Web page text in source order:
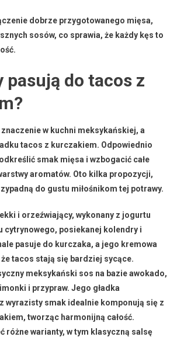
dobrze przygotowanego mięsa,
sosów, co sprawia, że każdy kęs to
pasują do tacos z
w kuchni meksykańskiej, a
tacos z kurczakiem. Odpowiednio
smak mięsa i wzbogacić całe
aromatów. Oto kilka propozycji,
do gustu miłośnikom tej potrawy.
i orzeźwiający, wykonany z jogurtu
cytrynowego, posiekanej kolendry i
pasuje do kurczaka, a jego kremowa
tacos stają się bardziej sycące.
meksykański sos na bazie awokado,
i przypraw. Jego gładka
wyrazisty smak idealnie komponują się z
tworząc harmonijną całość.
różne warianty, w tym klasyczną salsę